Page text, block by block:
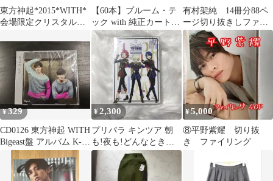
東方神起*2015*WITH*
会場限定クリスタルチ
け付き
【60本】プルーム・テ
ック with 純正カートリ
ッジ
有村架純 14冊分88ペ
ージ切り抜きしファイ
リング済み
¥329
CD0126 東方神起 WITH
Bigeast盤 アルバム K-
POP TVXQ CD
¥2,300
プリパラ キンツア 朝
も!夜も!どんなとき
も!always WITH you!
¥ 5,000
⑧平野紫耀 切り抜
き ファイリング